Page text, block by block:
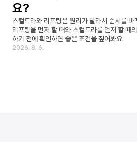
요?
스컬트라와 리프팅은 원리가 달라서 순서를
리프팅을 먼저 할 때와 스컬트라를 먼저 할 때
하기 전에 확인하면 좋은 조건을 짚어봐요.
2026. 8. 6.